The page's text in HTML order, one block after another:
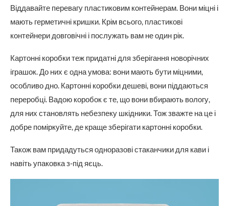
Віддавайте перевагу пластиковим контейнерам. Вони міцні і
мають герметичні кришки. Крім всього, пластикові
контейнери довговічні і послужать вам не один рік.
Картонні коробки теж придатні для зберігання новорічних
іграшок. До них є одна умова: вони мають бути міцними,
особливо дно. Картонні коробки дешеві, вони піддаються
переробці. Вадою коробок є те, що вони вбирають вологу,
для них становлять небезпеку шкідники. Тож зважте на це і
добре поміркуйте, де краще зберігати картонні коробки.
Також вам придадуться одноразові стаканчики для кави і
навіть упаковка з-під яєць.